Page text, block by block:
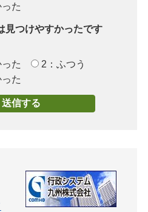
た
見つけやすかったです
た
2：ふつう
た